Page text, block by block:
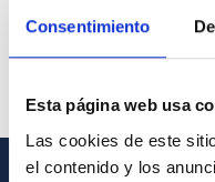
Consentimiento
Esta página web usa
Las cookies de este
el contenido y los